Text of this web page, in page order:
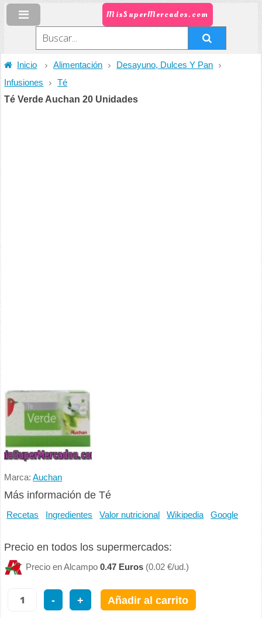
MisSuperMercados.com
Inicio Alimentación
Desayuno, Dulces Y Pan
Infusiones
Té
Té Verde Auchan 20 Unidades
Marca:Auchan
Más información de Té
Recetas Ingredientes Valor nutricional Wikipedia Google
Precio en todos los supermercados:
Precio en Alcampo0.47 Euros (0.02 €/ud.)
- + Añadir al carrito